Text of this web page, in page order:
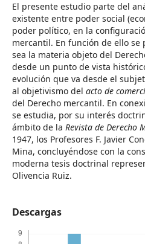
El presente estudio parte del
existente entre poder social
poder político, en la
mercantil. En función de ello
sea la materia objeto del
desde un punto de vista
evolución que va desde el
al objetivismo del acto de
del Derecho mercantil. En
se estudia, por su interés
ámbito de la Revista de Derecho
1947, los Profesores F. Javier
Mina, concluyéndose con la
moderna tesis doctrinal
Olivencia Ruiz.
Descargas